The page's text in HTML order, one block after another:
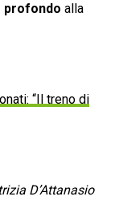
profondo alla
“Il treno di
D’Attanasio